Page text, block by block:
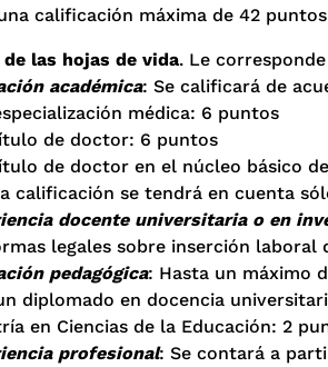
calificación máxima de 42
las hojas de vida. Le
académica: Se calificará de
médica: 6 puntos
de doctor: 6 puntos
de doctor en el núcleo básico
calificación se tendrá en cuenta
docente universitaria o en
legales sobre inserción
pedagógica: Hasta un máximo
diplomado en docencia
en Ciencias de la Educación: 2
profesional: Se contará a